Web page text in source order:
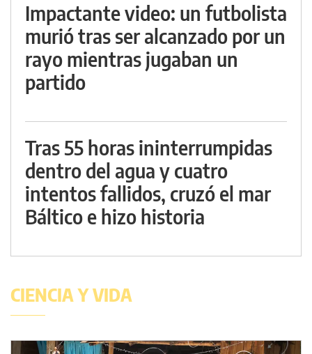
Impactante video: un futbolista
murió tras ser alcanzado por un
rayo mientras jugaban un
partido
Tras 55 horas ininterrumpidas
dentro del agua y cuatro
intentos fallidos, cruzó el mar
Báltico e hizo historia
CIENCIA Y VIDA